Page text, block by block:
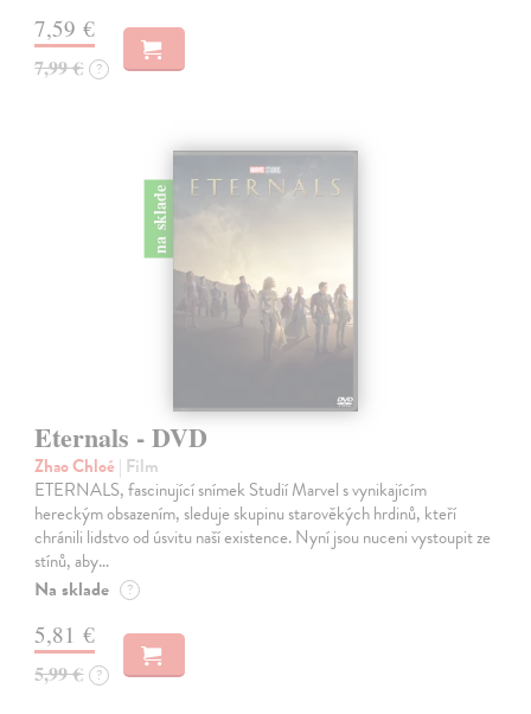
7,59 €
7,99 € ?
na sklade
Eternals - DVD
Zhao Chloé | Film
ETERNALS, fascinující snímek Studií Marvel s vynikajícím
hereckým obsazením, sleduje skupinu starověkých hrdinů, kteří
chránili lidstvo od úsvitu naší existence. Nyní jsou nuceni vystoupit ze
stínů, aby…
Na sklade ?
5,81 €
5,99 € ?